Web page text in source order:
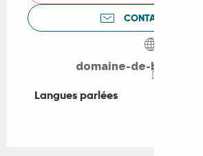
CONTACTEZ-NOUS
domaine-de-
Langues parlées
Langues parlées